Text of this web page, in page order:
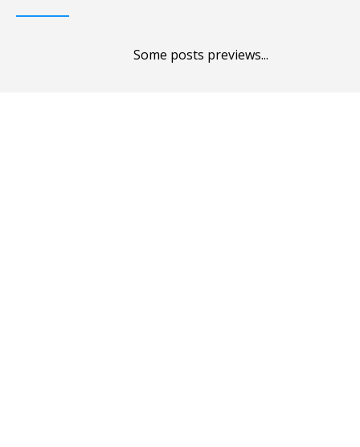
Some posts previews...